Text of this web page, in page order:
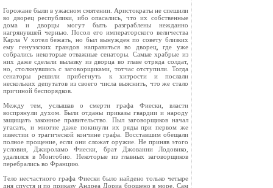
Горожане были в ужасном смятении. Аристократы не спешили
во дворец республики, ибо опасались, что их собственные
дома и дворцы могут быть разграблены нежданно
нагрянувшей чернью. Посол его императорского величества
Карла V хотел бежать, но был вынужден по совету близких
ему генуэзских грандов направиться во дворец, где уже
собрались некоторые отважные сенаторы. Самые храбрые из
них даже сделали вылазку из дворца во главе отряда солдат,
но, столкнувшись с заговорщиками, тотчас отступили. Тогда
сенаторы решили прибегнуть к хитрости и послали
нескольких депутатов из своего числа выяснить, что же стало
причиной беспорядков.
Между тем, услышав о смерти графа Фиески, власти
воспрянули духом. Были отданы приказы гвардии и народу
защищать законное правительство. Пыл заговорщиков начал
угасать, и многие даже покинули их ряды при первом же
известии о трагической кончине графа. Восставшим обещали
полное прощение, если они сложат оружие. Не приняв этого
условия, Джироламо Фиески, брат Джованни Лодовико,
удалился в Монтобио. Некоторые из главных заговорщиков
перебрались во Францию.
Тело несчастного графа Фиески было найдено только четыре
дня спустя и по приказу Андреа Дориа брошено в море. Сам